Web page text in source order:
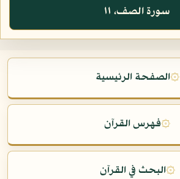
سورة الصف، ١١
۞الصفحة الرئيسية
۞فهرس القرآن
۞البحث في القرآن